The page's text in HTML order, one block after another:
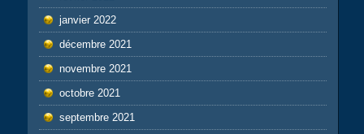
janvier 2022
décembre 2021
novembre 2021
octobre 2021
septembre 2021